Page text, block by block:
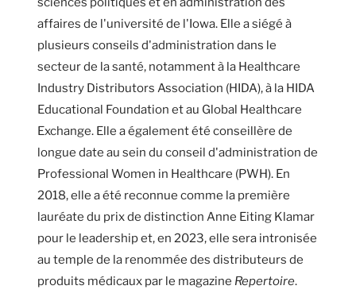
affaires de l'université de l'Iowa. Elle a siégé à
plusieurs conseils d'administration dans le
secteur de la santé, notamment à la Healthcare
Industry Distributors Association (HIDA), à la HIDA
Educational Foundation et au Global Healthcare
Exchange. Elle a également été conseillère de
longue date au sein du conseil d'administration de
Professional Women in Healthcare (PWH). En
2018, elle a été reconnue comme la première
lauréate du prix de distinction Anne Eiting Klamar
pour le leadership et, en 2023, elle sera intronisée
au temple de la renommée des distributeurs de
produits médicaux par le magazine Repertoire.